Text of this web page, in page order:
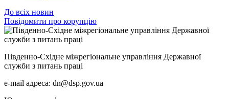
До всіх новин
Повідомити про корупцію
Південно-Східне міжрегіональне управління Державної
служби з питань праці
e-mail адреса: dn@dsp.gov.ua